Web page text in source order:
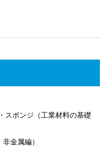
スポンジ（工業材料の基礎
金属編）